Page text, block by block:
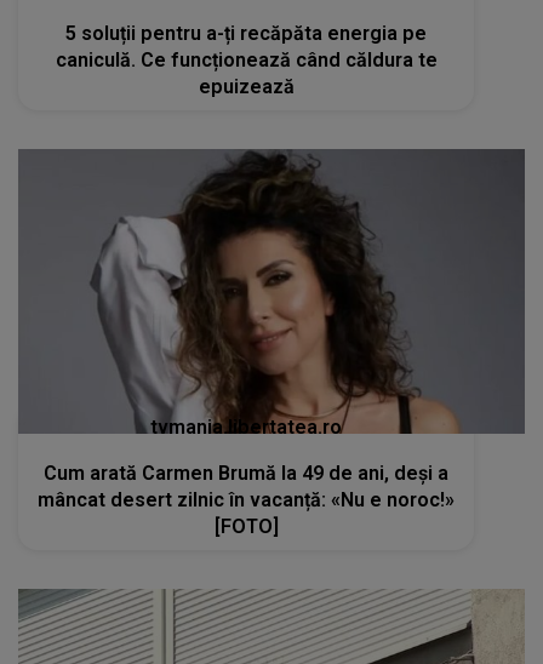
5 soluții pentru a-ți recăpăta energia pe
caniculă. Ce funcționează când căldura te
epuizează
tvmania.libertatea.ro
Cum arată Carmen Brumă la 49 de ani, deși a
mâncat desert zilnic în vacanță: «Nu e noroc!»
[FOTO]